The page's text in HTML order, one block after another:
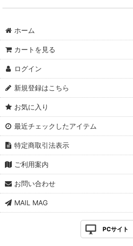
ホーム
カートを見る
ログイン
新規登録はこちら
お気に入り
最近チェックしたアイテム
特定商取引法表示
ご利用案内
お問い合わせ
MAIL MAG
PCサイト